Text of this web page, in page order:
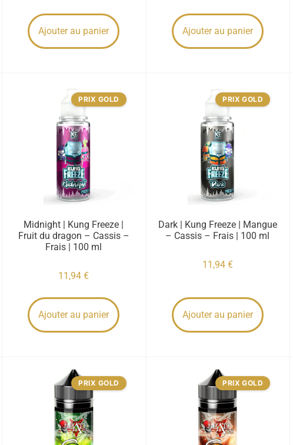
Ajouter au panier Ajouter au panier
PRIX GOLD
Midnight | Kung Freeze |
Fruit du dragon – Cassis –
Frais | 100 ml
11,94€
Ajouter au panier
PRIX GOLD
Dark | Kung Freeze | Mangue
– Cassis – Frais | 100 ml
11,94 €
Ajouter au panier
PRIX GOLD PRIX GOLD